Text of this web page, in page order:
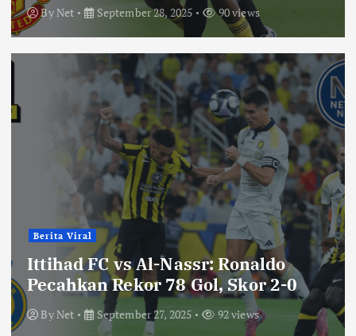
ByNet September 28, 2025 90 views
Berita Viral
Ittihad FC vs Al-Nassr: Ronaldo
Pecahkan Rekor 78 Gol, Skor 2-0
ByNet September 27, 2025 92 views